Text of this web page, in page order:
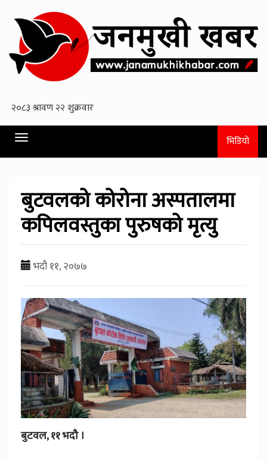
Toggle
navigation
भिडियो
बुटवलको कोरोना अस्पतालमा
कपिलवस्तुका पुरुषको मृत्यु
भदौ ११, २०७७
बुटवल, ११ भदौ ।